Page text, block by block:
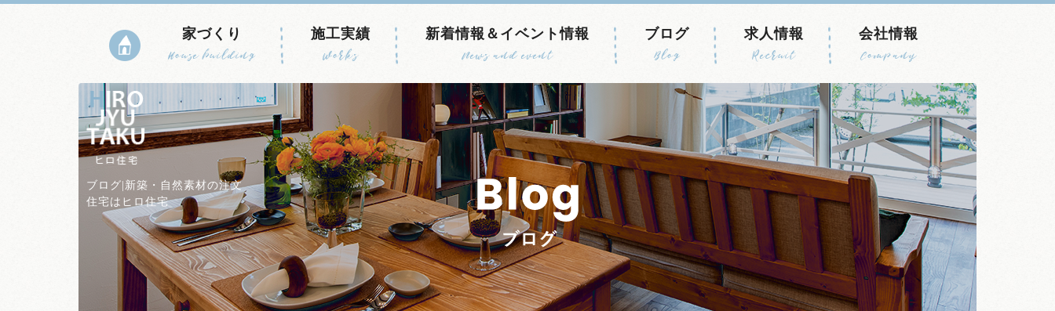
家づくり
House building
施工実績
Works
新着情報＆イベント情報
News and event
ブログ
Blog
求人情報
Recruit
会社情報
Company
ブログ|新築・自然素材の注文
住宅はヒロ住宅